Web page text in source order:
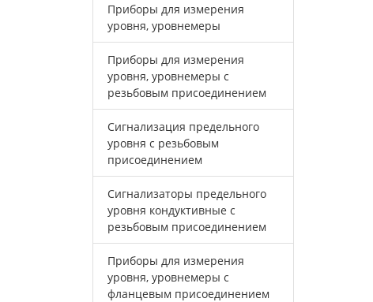
Приборы для измерения
уровня, уровнемеры
Приборы для измерения
уровня, уровнемеры с
резьбовым присоединением
Сигнализация предельного
уровня с резьбовым
присоединением
Сигнализаторы предельного
уровня кондуктивные с
резьбовым присоединением
Приборы для измерения
уровня, уровнемеры с
фланцевым присоединением